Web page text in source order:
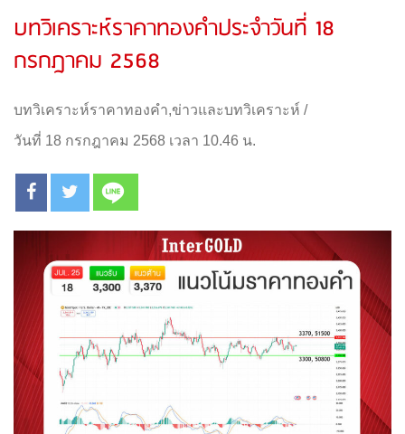
บทวิเคราะห์ราคาทองคำประจำวันที่ 18
กรกฎาคม 2568
บทวิเคราะห์ราคาทองคำ,ข่าวและบทวิเคราะห์ /
วันที่ 18 กรกฎาคม 2568 เวลา 10.46 น.